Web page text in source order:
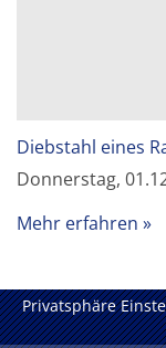
Diebstahl eines
Donnerstag,
Mehr erfahren
Privatsphäre